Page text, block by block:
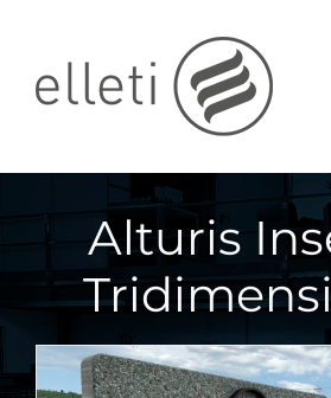
content
Alturis